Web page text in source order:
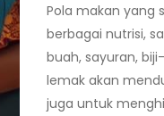
Pola makan yang
berbagai nutrisi,
buah, sayuran,
lemak akan
juga untuk